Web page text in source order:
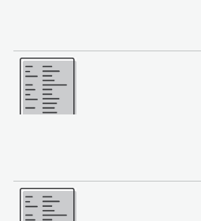
Više
Više